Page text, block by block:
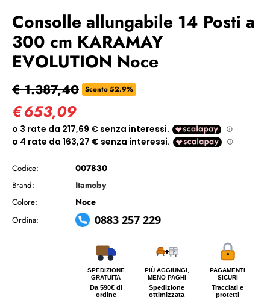
Consolle allungabile 14 Posti a
300 cm KARAMAY
EVOLUTION Noce
€ 1.387,40 Sconto 52.9%
€653,09
Codice: 007830
Brand: Itamoby
Colore: Noce
Ordina: 0883 257 229
SPEDIZIONE
GRATUITA
Da 590€ di
ordine
PIÙ AGGIUNGI,
MENO PAGHI
Spedizione
ottimizzata
PAGAMENTI
SICURI
Tracciati e
protetti